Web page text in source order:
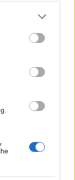
«Δεν κουνάμε
εποχές τόσων
χαιρόμαστε
νίκες μας,
News και